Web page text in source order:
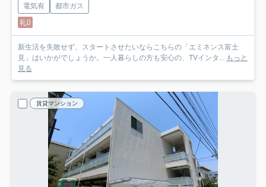
電気有
都市ガス
礼0
新生活を失敗せず、スタートさせたいならこちらの「エミネンス富士
見」はいかがでしょうか。一人暮らしの方も安心の、TVインタ... もっと
見る
賃貸マンション